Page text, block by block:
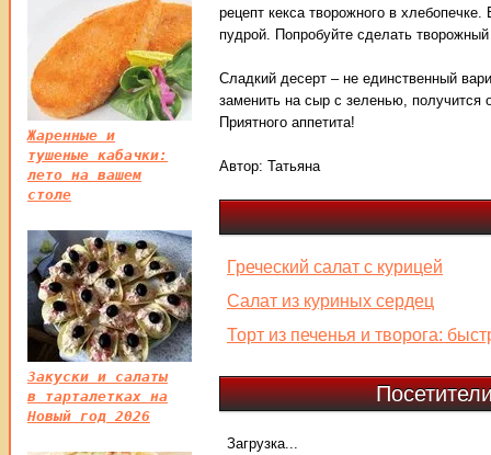
рецепт кекса творожного в
пудрой. Попробуйте сделать
Сладкий десерт – не единственный
заменить на сыр с зеленью,
Приятного аппетита!
Автор: Татьяна
Греческий салат с курицей
Салат из куриных сердец
Торт из печенья и творога:
Загрузка...
Жаренные и
тушеные кабачки:
лето на вашем
столе
Закуски и салаты
в тарталетках на
Новый год 2026